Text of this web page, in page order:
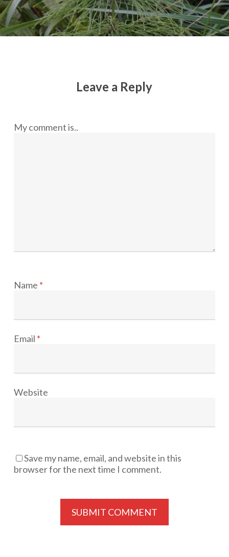
Leave a Reply
My comment is..
Name *
Email *
Website
Save my name, email, and website in this
browser for the next time I comment.